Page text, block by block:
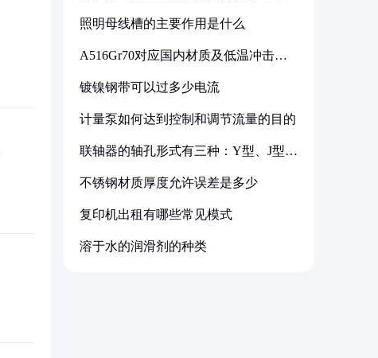
照明母线槽的主要作用是什么
A516Gr70对应国内材质及低温冲击要
镀镍钢带可以过多少电流
计量泵如何达到控制和调节流量的目的
联轴器的轴孔形式有三种：Y型、J型、
不锈钢材质厚度允许误差是多少
复印机出租有哪些常见模式
溶于水的润滑剂的种类